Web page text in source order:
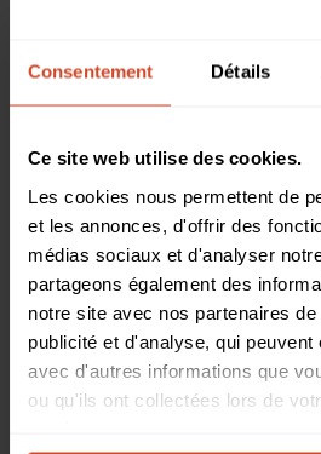
Consentement Détails
Ce site web utilise des cookies.
Les cookies nous permettent de
et les annonces, d'offrir des
médias sociaux et d'analyser
partageons également des
notre site avec nos partenaires
publicité et d'analyse, qui
avec d'autres informations que
ou qu'ils ont collectées lors de
Extension des
2.0 vers le PC Host
INOGENI USB 2.0 à n’importe quel PC
Rooms, CODECs ou Room PC de
tels que Lenovo, Poly, Crestron, Cisco,
Étendez le BYOM(Bring your own
vidéoconférence) à l’ordinateur
BRIDGE.
Gardez toutes les caméras et tous les